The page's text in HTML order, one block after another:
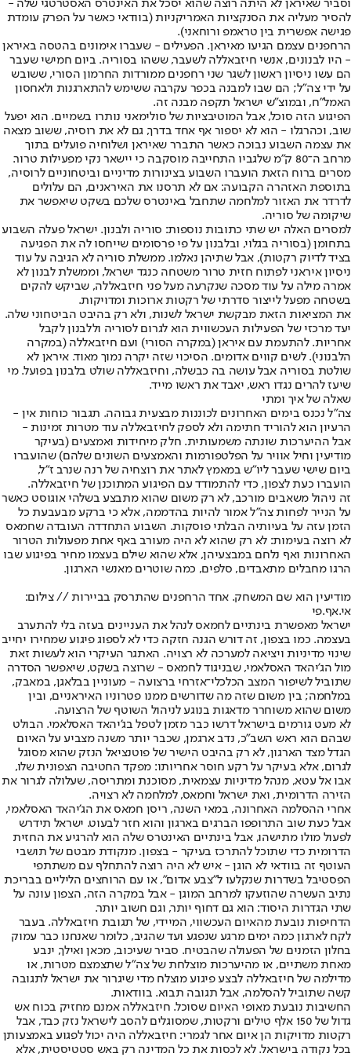
וסביר שאיראן לא היתה רוצה שהוא יסכל את האינטרס האסטרטגי שלה -
להסיר מעליה את הסנקציות האמריקניות (בוודאי כאשר על הפרק עומדת
פגישה אפשרית בין טראמפ ורוחאני).
הרחפנים עצמם הגיעו מאיראן. הפעילים - שעברו אימונים בהטסה באיראן
- היו לבנונים, אנשי חיזבאללה לשעבר, ששהו בסוריה. ביום חמישי שעבר
הם עשו ניסיון ראשון לשגר שני רחפנים ממורדות החרמון הסורי, ששובש
על ידי צה"ל; הם שבו למבנה בכפר עקרבה ששימש להתארגנות ולאחסון
האמל"ח, ובמוצ"ש ישראל תקפה מבנה זה.
הפיגוע הזה סוכל, אבל המוטיבציות של סולימאני נותרו בשמיים. הוא יפעל
שוב, וכהרגלו - הוא לא יספור אף אחד בדרך, גם לא את רוסיה, ששוב מצאה
את עצמה השבוע נבוכה כאשר התברר שאיראן ושלוחיה פועלים בתוך
מרחב ה־80 ק"מ שלגביו התחייבה מוסקבה כי יישאר נקי מפעילות טרור.
מסרים ברוח הזאת הועברו השבוע בצינורות מדיניים וביטחוניים לרוסיה,
בתוספת האזהרה הקבועה: אם לא תרסנו את האיראנים, הם עלולים
לדרדר את האזור למלחמה שתחבל באינטרס שלכם בשקט שיאפשר את
שיקומה של סוריה.
למסרים האלה יש שתי כתובות נוספות: סוריה ולבנון. ישראל פעלה השבוע
בתחומן (בסוריה בגלוי, ובלבנון על פי פרסומים שייחסו לה את הפגיעה
בציד לדיוק רקטות), אבל שתיהן נאלמו. ממשלת סוריה לא הגיבה על עוד
ניסיון איראני לפתוח חזית טרור משטחה כנגד ישראל, וממשלת לבנון לא
אמרה מילה על עוד מסכה שנקרעה מעל פני חיזבאללה, שביקש להקים
בשטחה מפעל לייצור סדרתי של רקטות ארוכות ומדויקות.
את המציאות הזאת מבקשת ישראל לשנות, ולא רק בהיבט הביטחוני שלה.
יעד מרכזי של הפעילות העכשווית הוא לגרום לסוריה וללבנון לקבל
אחריות. להתעמת עם איראן (במקרה הסורי) ועם חיזבאללה (במקרה
הלבנוני). לשים קווים אדומים. הסיכוי שזה יקרה נמוך מאוד. איראן לא
שולטת בסוריה אבל עושה בה כבשלה, וחיזבאללה שולט בלבנון בפועל. מי
שיעז להרים נגדו ראש, יאבד את ראשו מייד.
שאלה של איך ומתי
צה"ל נכנס בימים האחרונים לכוננות מבצעית גבוהה. תגבור כוחות אין -
הרעיון הוא להוריד חתימה ולא לספק לחיזבאללה עוד מטרות זמינות -
אבל ההיערכות שונתה משמעותית. חלק מיחידות ואמצעים (בעיקר
מודיעין וחיל אוויר על הפלטפורמות והאמצעים השונים שלהם) שהועברו
ביום שישי שעבר ליו"ש במאמץ לאתר את רוצחיה של רנה שנרב ז"ל,
הועברו כעת לצפון, כדי להתמודד עם הפיגוע המתוכנן של חיזבאללה.
זה ניהול משאבים מורכב, לא רק משום שהוא מתבצע בשלהי אוגוסט כאשר
על הנייר לפחות צה"ל אמור להיות בהדממה, אלא כי ברקע מבעבעת כל
הזמן עזה על בעיותיה הבלתי פוסקות. השבוע התחדדה העובדה שחמאס
לא רוצה בעימות: לא רק שהוא לא היה מעורב באף אחת מפעולות הטרור
האחרונות ואף נלחם במבצעיהן, אלא שהוא שילם בעצמו מחיר בפיגוע שבו
הרגו מחבלים מתאבדים, סלפים, כמה שוטרים מאנשי הארגון.
מודיעין הוא שם המשחק. אחד הרחפנים שהתרסק בביירות // צילום:
אי.אף.פי
ישראל מאפשרת בינתיים לחמאס לנהל את העניינים בעזה בלי להתערב
בעצמה. כמו בצפון, זה דורש הגנה חזקה כדי לא לספוג פיגוע שמחירו יחייב
שינוי מדיניות ויציאה למערכה לא רצויה. האתגר העיקרי הוא לעשות זאת
מול הג'יהאד האסלאמי, שבניגוד לחמאס - שרוצה בשקט, שיאפשר הסדרה
שתוביל לשיפור המצב הכלכלי־אזרחי ברצועה - מעוניין בבלאגן, במאבק,
במלחמה; בין משום שזה מה שדורשים ממנו פטרוניו האיראניים, ובין
משום שהוא משוחרר מדאגות בנוגע לניהול השוטף של הרצועה.
לא מעט גורמים בישראל דרשו כבר מזמן לטפל בג'יהאד האסלאמי. הבולט
שבהם הוא ראש השב"כ, נדב ארגמן, שכבר יותר משנה מצביע על האיום
הגדל מצד הארגון, לא רק בהיבט הישיר של פוטנציאל הנזק שהוא מסוגל
לגרום, אלא בעיקר על רקע חוסר אחריותו: מפקד החטיבה הצפונית שלו,
אבו אל עטא, מנהל מדיניות עצמאית, מסוכנת ומתריסה, שעלולה לגרור את
הזירה הדרומית, ואת ישראל וחמאס, למלחמה לא רצויה.
אחרי ההסלמה האחרונה, במאי השנה, ריסן חמאס את הג'יהאד האסלאמי,
אבל כעת שוב התרופפו הברגים בארגון והוא חזר לבעוט. ישראל תידרש
לפעול מולו מתישהו, אבל בינתיים האינטרס שלה הוא להרגיע את החזית
הדרומית כדי שתוכל להתרכז בעיקר - בצפון. מנקודת מבטם של תושבי
העוטף זה בוודאי לא הוגן - איש לא היה רוצה להתחלף עם משתתפי
הפסטיבל בשדרות שנקלעו ל"צבע אדום", או עם הרוחצים הליליים בבריכת
נתיב העשרה שהוזעקו למרחב המוגן - אבל במקרה הזה, הצפון עונה על
שתי הגדרות היסוד: הוא גם דחוף יותר, וגם חשוב יותר.
הדחיפות נובעת מהאיום העכשווי, המיידי, של תגובת חיזבאללה. בעבר
לקח לארגון כמה ימים מרגע שנפגע ועד שהגיב, כלומר שאנחנו כבר עמוק
בחלון הזמנים של הפעולה שהבטיח. סביר שעיכוב, מכאן ואילך, ינבע
מאחת משתיים, או מהיערכות מוצלחת של צה"ל שתצמצם מטרות, או
מדילמה של חיזבאללה לבצע פיגוע מוצלח מדי שיגרור את ישראל לתגובה
קשה שתוביל להסלמה, אבל תגובה תבוא. בוודאות.
החשיבות נובעת מאופי האיום שסוכל. חיזבאללה אמנם מחזיק בכוח אש
גדול של 150 אלף טילים ורקטות, שמסוגלים להסב לישראל נזק כבד, אבל
רקטות מדויקות הן איום אחר לגמרי: חיזבאללה היה יכול לפגוע באמצעותן
בכל נקודה בישראל. לא לכסות את כל המדינה רק באש סטטיסטית, אלא